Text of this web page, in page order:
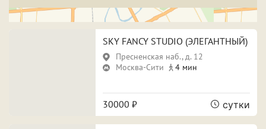
Поспать и отдохнуть
Для новобрачных
Фотосессия
SKY FANCY STUDIO (ЭЛЕГАНТНЫЙ)
Пресненская наб., д. 12
Москва-Сити
4 мин
30000 ₽ сутки